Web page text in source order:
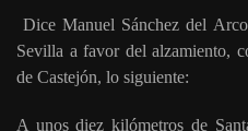
Dice Manuel Sánchez del
Sevilla a favor del alzamiento,
de Castejón, lo siguiente:
A unos diez kilómetros de